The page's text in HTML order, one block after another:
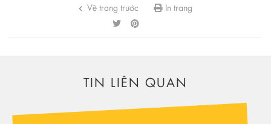
Về trang trước In trang
TIN LIÊN QUAN